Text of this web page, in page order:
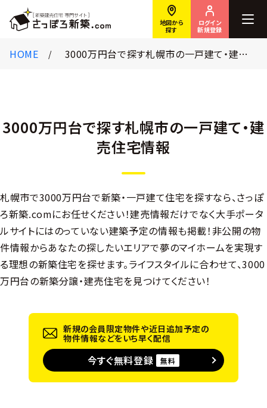
地図から
探す
ログイン
新規登録
HOME 3000万円台で探す札幌市の一戸建て・建売住宅情報
3000万円台で探す札幌市の一戸建て・建
売住宅情報
札幌市で3000万円台で新築・一戸建て住宅を探すなら、さっぽ
ろ新築.comにお任せください！建売情報だけでなく大手ポータ
ルサイトにはのっていない建築予定の情報も掲載！非公開の物
件情報からあなたの探したいエリアで夢のマイホームを実現す
る理想の新築住宅を探せます。ライフスタイルに合わせて、3000
万円台の新築分譲・建売住宅を見つけてください！
新規の会員限定物件や近日追加予定の
物件情報などをいち早く配信
今すぐ無料登録 無料